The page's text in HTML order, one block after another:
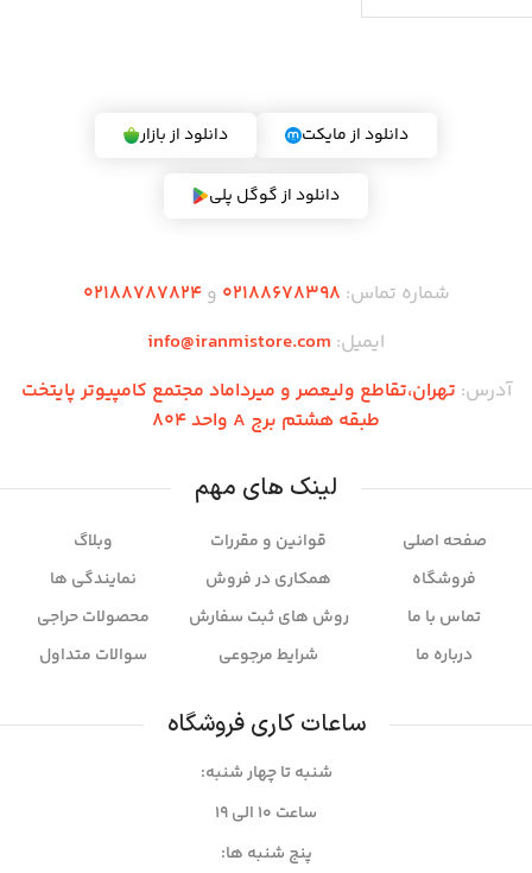
دانلود از مایکت دانلود از بازار
دانلود از گوگل پلی
شماره تماس: 02188678398 و02188787824
ایمیل: info@iranmistore.com
آدرس: تهران،تقاطع ولیعصر و میرداماد مجتمع کامپیوتر پایتخت
طبقه هشتم برج A واحد 804
لینک های مهم
صفحه اصلی
فروشگاه
تماس با ما
درباره ما
قوانین و مقررات
همکاری در فروش
روش های ثبت سفارش
شرایط مرجوعی
وبلاگ
نمایندگی ها
محصولات حراجی
سوالات متداول
ساعات کاری فروشگاه
شنبه تا چهار شنبه:
ساعت ۱۰ الی 19
پنج شنبه ها: